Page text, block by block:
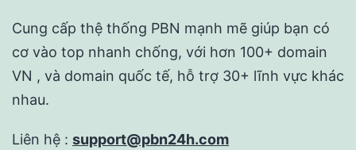
Cung cấp thệ thống PBN mạnh mẽ giúp bạn có
cơ vào top nhanh chống, với hơn 100+ domain
VN , và domain quốc tế, hỗ trợ 30+ lĩnh vực khác
nhau.
Liên hệ : support@pbn24h.com